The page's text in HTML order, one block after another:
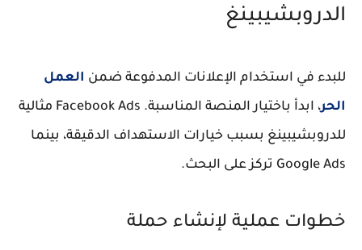
الدروبشيبينغ
للبدء في استخدام الإعلانات المدفوعة ضمن العمل
الحر
، ابدأ باختيار المنصة المناسبة. Facebook Ads مثالية
للدروبشيبينغ بسبب خيارات الاستهداف الدقيقة، بينما
Google Ads تركز على البحث.
خطوات عملية لإنشاء حملة